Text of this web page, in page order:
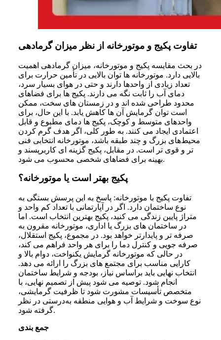
تفاوت پکیج و موتورخانه از نظر میزان گرمادهی
در بحث مقایسه پکیج و موتورخانه، میزان گرمادهی اهمیت
بالایی دارد. موتورخانه ها توان بالایی در تأمین حرارت برای
تعداد زیادی از واحدها دارند و حتی در هوای بسیار سرد،
دمای آب را ثابت نگه می دارند. پکیج ها برای فضاهای
محدود طراحی شده اند و در زمستان های سخت، ممکن
است توان گرمایش آن ها کاهش یابد. با این حال، برای
واحدهای متوسط و کوچک، پکیج ها دمای مطبوع و قابل
اعتمادی ایجاد می کنند. به ‌طور کلی، اگر هدف گرم‌ کردن
محیط‌های بزرگ و چند طبقه باشد، موتورخانه انتخابی فنی
‌تر و قوی‌ تر است. در مقابل، پکیج گزینه ‌ای کاربرپسند و
بهینه برای فضاهای شخصی محسوب می ‌شود.
پکیج بهتر است یا موتورخانه؟
تفاوت پکیج با موتورخانه: پاسخ به این پرسش بستگی به
نوع ساختمان دارد. اگر در آپارتمانی با تعداد کم واحد و
متراژ پایین زندگی می کنید، پکیج بهترین انتخاب است. اما
در ساختمان های بزرگ یا اداری، موتورخانه مقرون به
صرفه تر و پایدارتر خواهد بود. در مجموع، پکیج استقلال،
صرفه جویی و کنترل دما را برای هر واحد فراهم می کند،
در حالی که موتورخانه گرمایش یکنواخت، دوام بالا و
کارایی مناسب برای مجتمع های بزرگ را ارائه می دهد.
انتخاب نهایی باید براساس نیاز، بودجه و شرایط ساختمان
انجام شود. توصیه می ‌شود پیش از تصمیم نهایی، با
متخصص تأسیسات مشورت شود تا ظرفیت گرمایشی،
نوع سوخت و شرایط آب ‌و ‌هوایی منطقه به‌درستی در نظر
گرفته شود.
جمع بندی